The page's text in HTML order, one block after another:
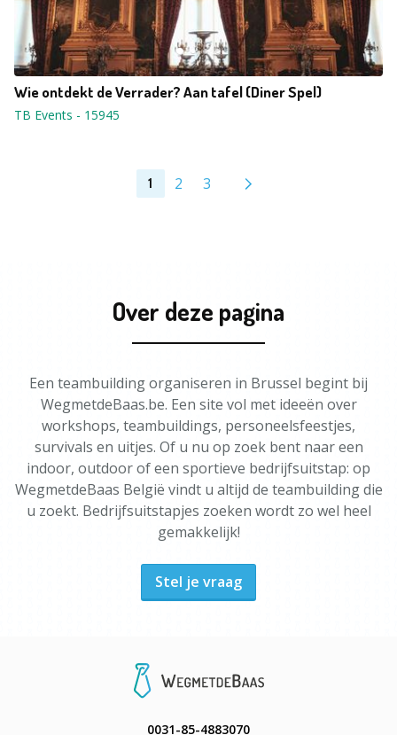
Wie ontdekt de Verrader? Aan tafel (Diner Spel)
TB Events - 15945
1 2 3
Over deze pagina
Een teambuilding organiseren in Brussel begint bij
WegmetdeBaas.be. Een site vol met ideeën over
workshops, teambuildings, personeelsfeestjes,
survivals en uitjes. Of u nu op zoek bent naar een
indoor, outdoor of een sportieve bedrijfsuitstap: op
WegmetdeBaas België vindt u altijd de teambuilding die
u zoekt. Bedrijfsuitstapjes zoeken wordt zo wel heel
gemakkelijk!
Stel je vraag
0031-85-4883070